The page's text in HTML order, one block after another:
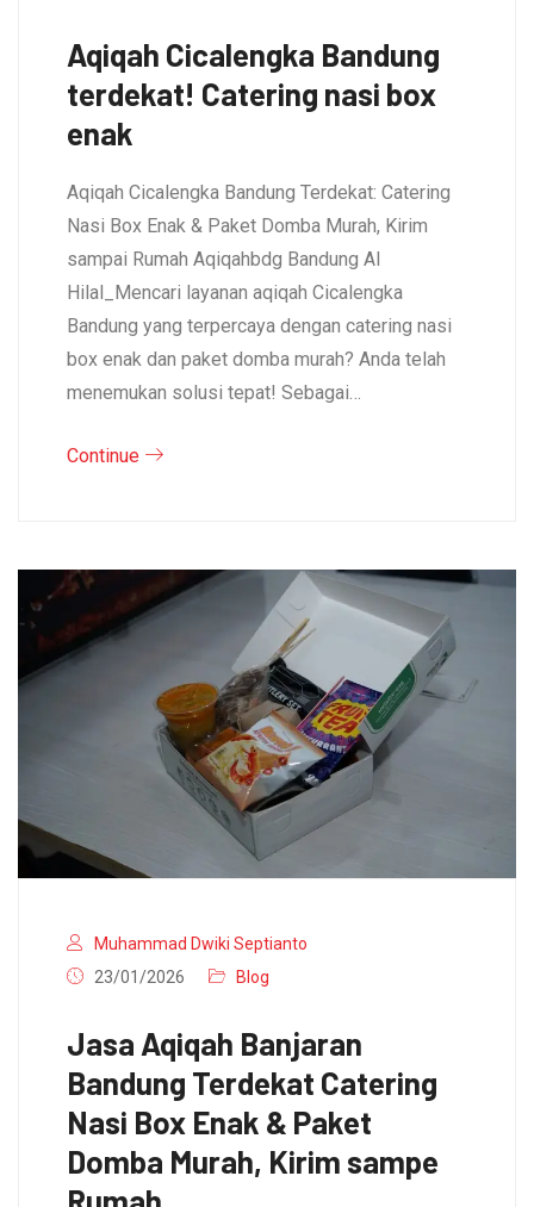
Aqiqah Cicalengka Bandung
terdekat! Catering nasi box
enak
Aqiqah Cicalengka Bandung Terdekat: Catering
Nasi Box Enak & Paket Domba Murah, Kirim
sampai Rumah Aqiqahbdg Bandung Al
Hilal_Mencari layanan aqiqah Cicalengka
Bandung yang terpercaya dengan catering nasi
box enak dan paket domba murah? Anda telah
menemukan solusi tepat! Sebagai…
Continue
Muhammad Dwiki Septianto
23/01/2026
Blog
Jasa Aqiqah Banjaran
Bandung Terdekat Catering
Nasi Box Enak & Paket
Domba Murah, Kirim sampe